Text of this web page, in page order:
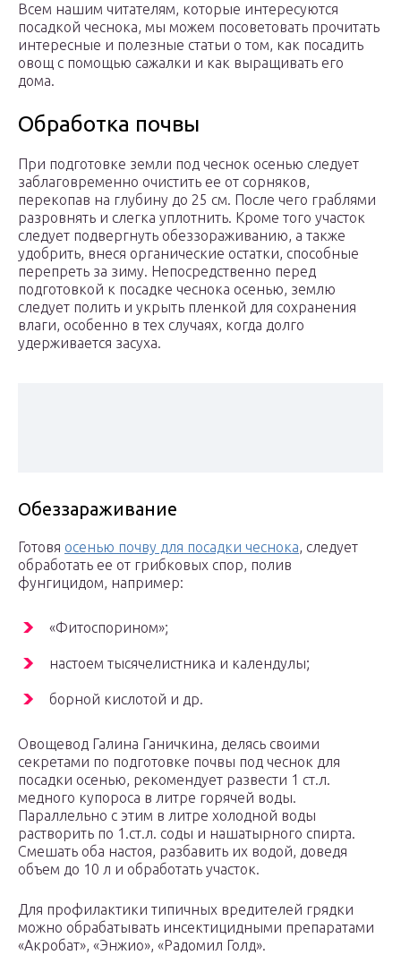
Всем нашим читателям, которые интересуются
посадкой чеснока, мы можем посоветовать прочитать
интересные и полезные статьи о том, как посадить
овощ с помощью сажалки и как выращивать его
дома.
Обработка почвы
При подготовке земли под чеснок осенью следует
заблаговременно очистить ее от сорняков,
перекопав на глубину до 25 см. После чего граблями
разровнять и слегка уплотнить. Кроме того участок
следует подвергнуть обеззораживанию, а также
удобрить, внеся органические остатки, способные
перепреть за зиму. Непосредственно перед
подготовкой к посадке чеснока осенью, землю
следует полить и укрыть пленкой для сохранения
влаги, особенно в тех случаях, когда долго
удерживается засуха.
Обеззараживание
Готовя осенью почву для посадки чеснока, следует
обработать ее от грибковых спор, полив
фунгицидом, например:
«Фитоспорином»;
настоем тысячелистника и календулы;
борной кислотой и др.
Овощевод Галина Ганичкина, делясь своими
секретами по подготовке почвы под чеснок для
посадки осенью, рекомендует развести 1 ст.л.
медного купороса в литре горячей воды.
Параллельно с этим в литре холодной воды
растворить по 1.ст.л. соды и нашатырного спирта.
Смешать оба настоя, разбавить их водой, доведя
объем до 10 л и обработать участок.
Для профилактики типичных вредителей грядки
можно обрабатывать инсектицидными препаратами
«Акробат», «Энжио», «Радомил Голд».